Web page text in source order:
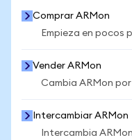
Comprar ARMon
Empieza en pocos
Vender ARMon
Cambia ARMon
Intercambiar ARMon
Intercambia